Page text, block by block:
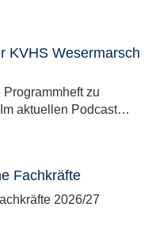
KVHS Wesermarsch
zu
aktuellen Podcast…
Fachkräfte
2026/27